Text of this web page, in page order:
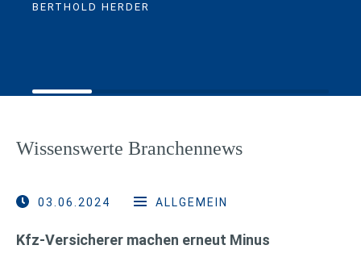
BERTHOLD HERDER
Wissenswerte Branchennews
03.06.2024 ALLGEMEIN
Kfz-Versicherer machen erneut Minus